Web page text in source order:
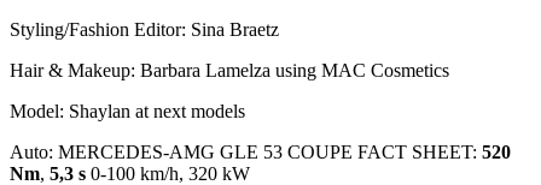
Styling/Fashion Editor: Sina Braetz
Hair & Makeup: Barbara Lamelza using MAC Cosmetics
Model: Shaylan at next models
Auto: MERCEDES-AMG GLE 53 COUPE FACT SHEET: 520
Nm, 5,3 s 0-100 km/h, 320 kW